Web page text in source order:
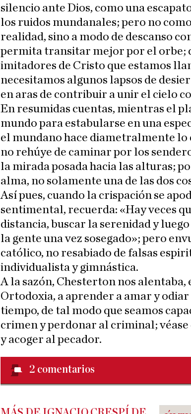
silencio ante Dios, como una
los ruidos mundanales; pero no
realidad, sino a modo de descanso
permita transitar mejor por el orbe;
imitadores de Cristo que estamos
necesitamos algunos lapsos de
en aras de contribuir a unir el cielo
En resumidas cuentas, mientras el
mundo para estabularse en una
el mundano hace diametralmente
no rehúye de caminar por los
la mirada posada hacia las alturas;
alma, no solamente una de las dos
Así pues, cuando la crispación se
sentimental, recuerda: «Hay veces
distancia, buscar la serenidad y
la gente una vez sosegado»; pero
católico, no resabiado de falsas
individualista y gimnástica.
A la sazón, Chesterton nos alentaba,
Ortodoxia, a aprender a amar y
tiempo, de tal modo que seamos
crimen y perdonar al criminal;
y acoger al pecador.
2 comentarios